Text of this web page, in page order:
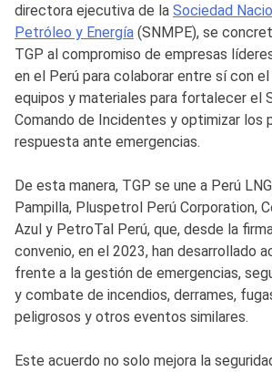
directora ejecutiva de la Sociedad
Petróleo y Energía (SNMPE), se
TGP al compromiso de empresas
en el Perú para colaborar entre sí con
equipos y materiales para fortalecer el
Comando de Incidentes y optimizar los
respuesta ante emergencias.
De esta manera, TGP se une a Perú
Pampilla, Pluspetrol Perú Corporation,
Azul y PetroTal Perú, que, desde la
convenio, en el 2023, han desarrollado
frente a la gestión de emergencias,
y combate de incendios, derrames,
peligrosos y otros eventos similares.
Este acuerdo no solo mejora la